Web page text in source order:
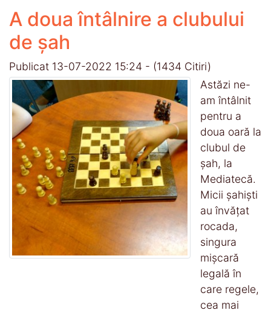
A doua întâlnire a clubului
de șah
Publicat 13-07-2022 15:24 - (1434 Citiri)
Astăzi ne-
am întâlnit
pentru a
doua oară la
clubul de
șah, la
Mediatecă.
Micii șahiști
au învățat
rocada,
singura
mișcară
legală în
care regele,
cea mai